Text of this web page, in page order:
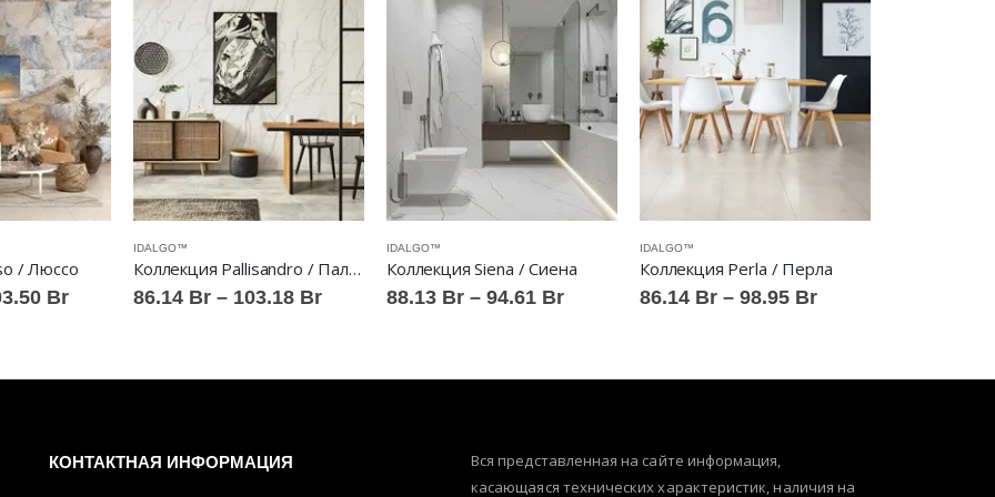
/ Люссо
BrДиапазон
103.50 Br
IDALGO™
Коллекция Pallisandro / Паллисандро
86.14 Br – 103.18 BrДиапазон
103.18 Br
IDALGO™
Коллекция Siena / Сиена
88.13 Br – 94.61 BrДиапазон
94.61 Br
IDALGO™
Коллекция Perla / Перла
86.14 Br – 98.95 BrДиапазон
98.95 Br
КОНТАКТНАЯ ИНФОРМАЦИЯ
Вся представленная на сайте информация,
касающаяся технических характеристик, наличия на